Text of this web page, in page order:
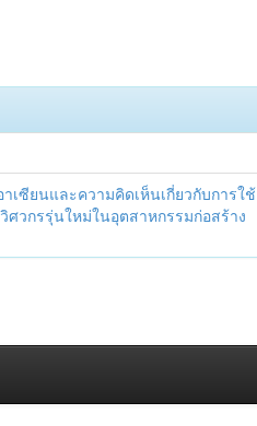
เซียนและความคิดเห็นเกี่ยวกับการใช้
วกรรุ่นใหม่ในอุตสาหกรรมก่อสร้าง